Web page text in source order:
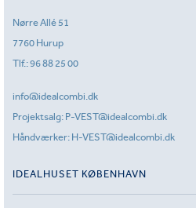
Nørre Allé 51
7760 Hurup
Tlf.:96 88 25 00
info@idealcombi.dk
Projektsalg: P-VEST@idealcombi.dk
Håndværker: H-VEST@idealcombi.dk
IDEALHUSET KØBENHAVN